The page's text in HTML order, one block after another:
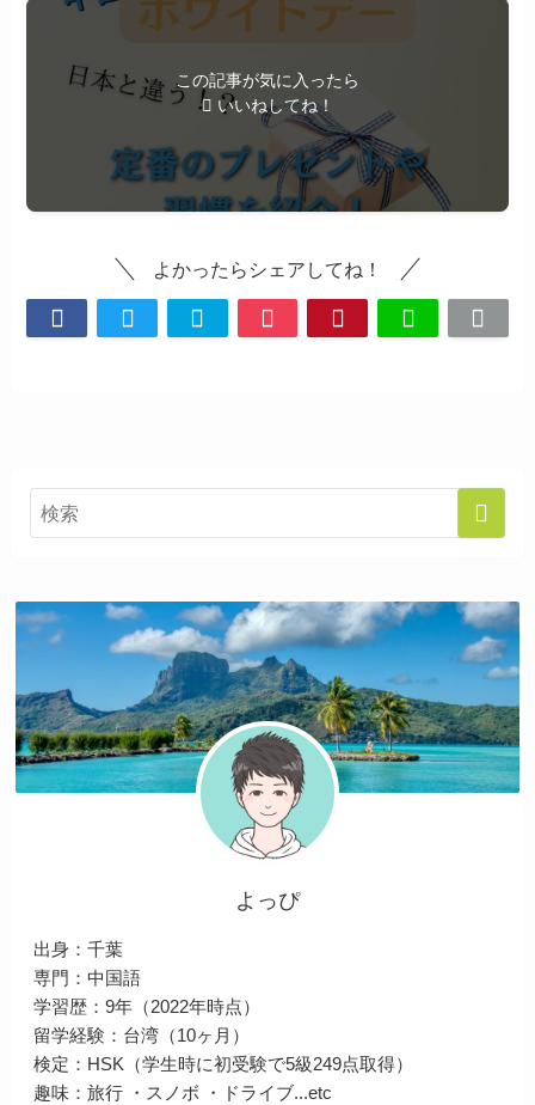
この記事が気に入ったら
いいねしてね！
よかったらシェアしてね！
よっぴ
出身：千葉
専門：中国語
学習歴：9年（2022年時点）
留学経験：台湾（10ヶ月）
検定：HSK（学生時に初受験で5級249点取得）
趣味：旅行 ・スノボ ・ドライブ...etc